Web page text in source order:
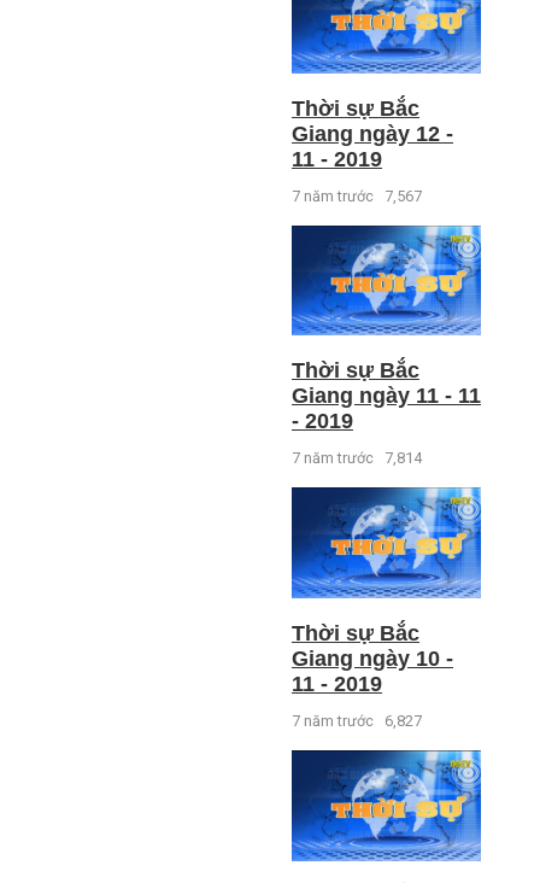
Thời sự Bắc
Giang ngày 12 -
11 - 2019
7 năm trước 7,567
Thời sự Bắc
Giang ngày 11 - 11
- 2019
7 năm trước 7,814
Thời sự Bắc
Giang ngày 10 -
11 - 2019
7 năm trước 6,827